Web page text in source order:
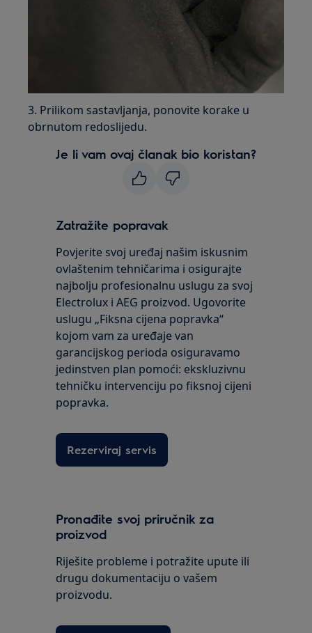
3. Prilikom sastavljanja, ponovite korake u
obrnutom redoslijedu.
Je li vam ovaj članak bio koristan?
Zatražite popravak
Povjerite svoj uređaj našim iskusnim
ovlaštenim tehničarima i osigurajte
najbolju profesionalnu uslugu za svoj
Electrolux i AEG proizvod. Ugovorite
uslugu „Fiksna cijena popravka“
kojom vam za uređaje van
garancijskog perioda osiguravamo
jedinstven plan pomoći: ekskluzivnu
tehničku intervenciju po fiksnoj cijeni
popravka.
Rezerviraj servis
Pronađite svoj priručnik za
proizvod
Riješite probleme i potražite upute ili
drugu dokumentaciju o vašem
proizvodu.